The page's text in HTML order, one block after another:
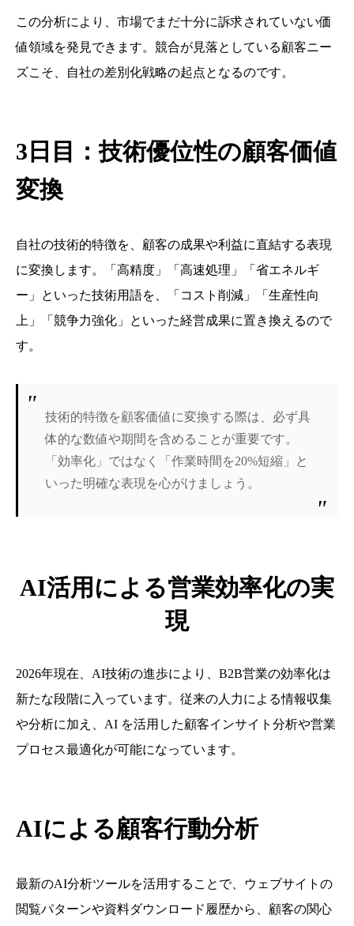
この分析により、市場でまだ十分に訴求されていない価
値領域を発見できます。競合が見落としている顧客ニー
ズこそ、自社の差別化戦略の起点となるのです。
3日目：技術優位性の顧客価値
変換
自社の技術的特徴を、顧客の成果や利益に直結する表現
に変換します。「高精度」「高速処理」「省エネルギ
ー」といった技術用語を、「コスト削減」「生産性向
上」「競争力強化」といった経営成果に置き換えるので
す。
技術的特徴を顧客価値に変換する際は、必ず具
体的な数値や期間を含めることが重要です。
「効率化」ではなく「作業時間を20%短縮」と
いった明確な表現を心がけましょう。
AI活用による営業効率化の実
現
2026年現在、AI技術の進歩により、B2B営業の効率化は
新たな段階に入っています。従来の人力による情報収集
や分析に加え、AI を活用した顧客インサイト分析や営業
プロセス最適化が可能になっています。
AIによる顧客行動分析
最新のAI分析ツールを活用することで、ウェブサイトの
閲覧パターンや資料ダウンロード履歴から、顧客の関心